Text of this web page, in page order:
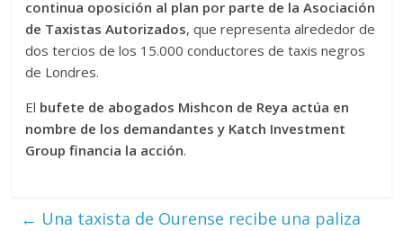
continua oposición al plan por parte de la Asociación
de Taxistas Autorizados, que representa alrededor de
dos tercios de los 15.000 conductores de taxis negros
de Londres.
El bufete de abogados Mishcon de Reya actúa en
nombre de los demandantes y Katch Investment
Group financia la acción.
← Una taxista de Ourense recibe una paliza